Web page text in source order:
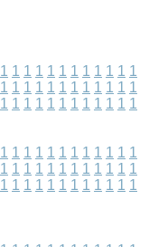
1 1 1 1 1 1 1 1 1 1 1 1
1 1 1 1 1 1 1 1 1 1 1 1
1 1 1 1 1 1 1 1 1 1 1 1
1 1 1 1 1 1 1 1 1 1 1 1
1 1 1 1 1 1 1 1 1 1 1 1
1 1 1 1 1 1 1 1 1 1 1 1